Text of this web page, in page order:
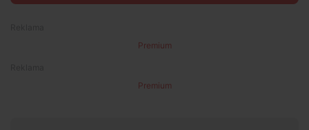
Premium
Premium